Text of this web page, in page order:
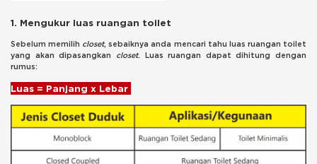
1. Mengukur luas ruangan toilet
Sebelum memilih closet, sebaiknya anda mencari tahu luas ruangan toilet
yang akan dipasangkan closet. Luas ruangan dapat dihitung dengan
rumus:
Luas = Panjang x Lebar